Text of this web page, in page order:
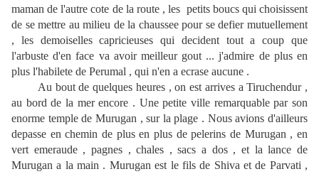
maman de l'autre cote de la route , les petits boucs qui choisissent
de se mettre au milieu de la chaussee pour se defier mutuellement
, les demoiselles capricieuses qui decident tout a coup que
l'arbuste d'en face va avoir meilleur gout ... j'admire de plus en
plus l'habilete de Perumal , qui n'en a ecrase aucune .
Au bout de quelques heures , on est arrives a Tiruchendur ,
au bord de la mer encore . Une petite ville remarquable par son
enorme temple de Murugan , sur la plage . Nous avions d'ailleurs
depasse en chemin de plus en plus de pelerins de Murugan , en
vert emeraude , pagnes , chales , sacs a dos , et la lance de
Murugan a la main . Murugan est le fils de Shiva et de Parvati ,